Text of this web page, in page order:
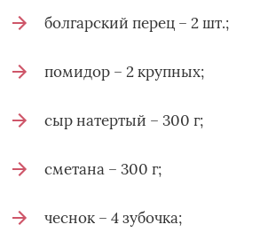
болгарский перец – 2 шт.;
помидор – 2 крупных;
сыр натертый – 300 г;
сметана – 300 г;
чеснок – 4 зубочка;